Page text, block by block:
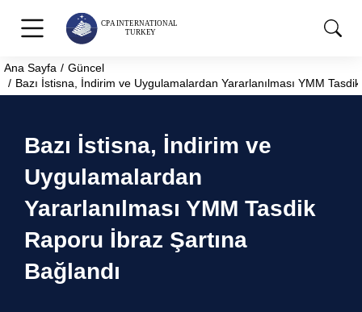
You are here:
Ana Sayfa
Güncel
Bazı İstisna, İndirim ve Uygulamalardan Yararlanılması YMM
Bazı İstisna, İndirim ve
Uygulamalardan
Yararlanılması YMM Tasdik
Raporu İbraz Şartına
Bağlandı